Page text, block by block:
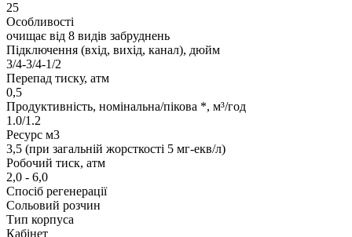
25
Особливості
очищає від 8 видів забруднень
Підключення (вхід, вихід, канал), дюйм
3/4-3/4-1/2
Перепад тиску, атм
0,5
Продуктивність, номінальна/пікова *, м³/год
1.0/1.2
Ресурс м3
3,5 (при загальній жорсткості 5 мг-екв/л)
Робочий тиск, атм
2,0 - 6,0
Спосіб регенерації
Сольовий розчин
Тип корпуса
Кабінет